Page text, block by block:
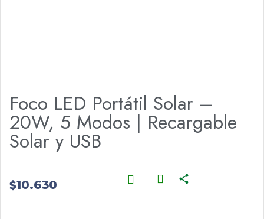
Foco LED Portátil Solar –
20W, 5 Modos | Recargable
Solar y USB
$10.630